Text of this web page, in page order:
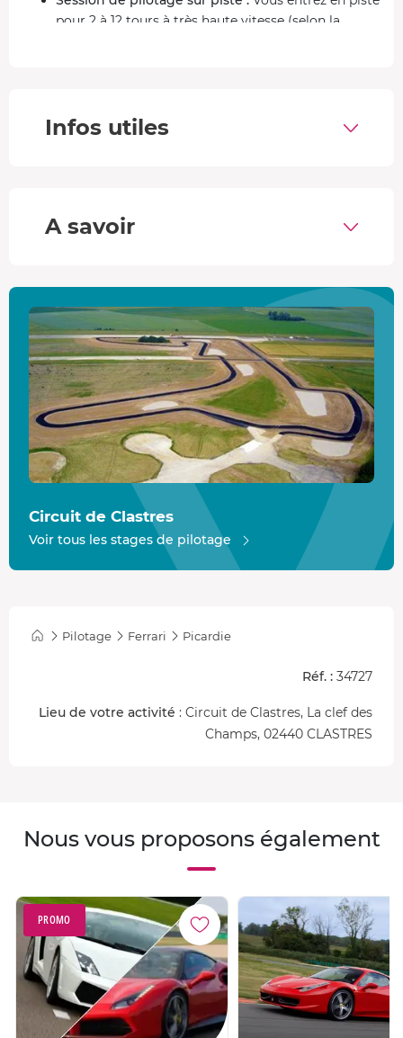
pour 2 à 12 tours à très haute vitesse (selon la
débriefing final et la remise de votre diplôme
puissance impressionnante de830 chevaux. Avec une
accélération de 0 à 100 km/h en seulement2,9 secondes
et une vitesse de pointe dépassant les
330 km/h, cette
supercar promet des sensations fortes et une
performance exceptionnelle sur la piste. Vous serez
captivé par son design élégant et sa technologie de
pointe, rendant chaque instant au volant de la296 GTB
absolument inoubliable.
Le circuit de Clastres
Le circuit offre une longueur de
et une largeur
variant entre 8 et 10 mètres. Vous profitez d'un parcours
technique avec des segments rapides et des courbes
exigeantes.Certifié par laFFSA, ce tracé assure des
Infos utiles
A savoir
Circuit de Clastres
Voir tous les stages de pilotage
Pilotage Ferrari Picardie
Réf. : 34727
Lieu de votre activité : Circuit de Clastres, La clef des
Champs, 02440 CLASTRES
Nous vous proposons également
PROMO